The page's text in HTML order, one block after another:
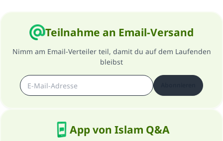
Teilnahme an Email-Versand
Nimm am Email-Verteiler teil, damit du auf dem Laufenden
bleibst
App von Islam Q&A